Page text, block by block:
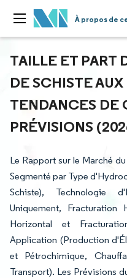
À propos de
TAILLE ET PART
DE SCHISTE
TENDANCES DE
PRÉVISIONS
Le Rapport sur le Marché
Segmenté par Type
Schiste), Technologie
Uniquement, Fracturation
Horizontal et
Application (Production
et Pétrochimique,
Transport). Les Prévisions